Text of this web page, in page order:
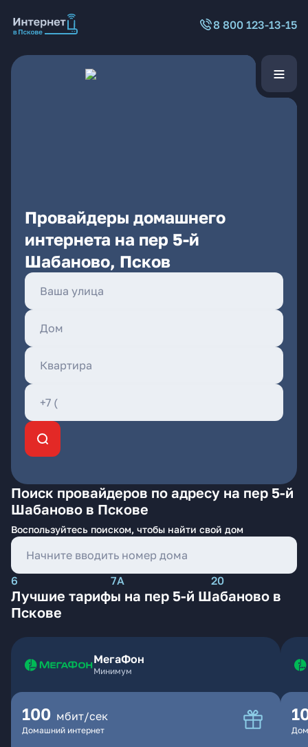
8 800 123-13-15
Провайдеры домашнего
интернета на пер 5-й
Шабаново, Псков
Поиск провайдеров по адресу на пер 5-й
Шабаново в Пскове
Воспользуйтесь поиском, чтобы найти свой дом
6 7А 20
Лучшие тарифы на пер 5-й Шабаново в
Пскове
МегаФон
Минимум
100 мбит/сек
Домашний интернет